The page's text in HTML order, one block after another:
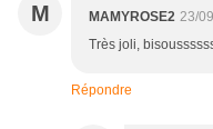
M MAMYROSE2 23/
Très joli,
Répondre